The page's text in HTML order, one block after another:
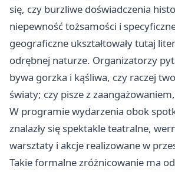
się, czy burzliwe doświadczenia
niepewność tożsamości i
geograficzne ukształtowały tutaj
odrębnej naturze. Organizatorzy
bywa gorzka i kąśliwa, czy raczej
światy; czy pisze z
W programie wydarzenia obok
znalazły się spektakle teatralne,
warsztaty i akcje realizowane w
Takie formalne zróżnicowanie ma